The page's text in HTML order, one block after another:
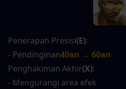
Penerapan Presisi(E):
- Pendinginan40an → 60an
Penghakiman Akhir(X):
- Mengurangi area efek